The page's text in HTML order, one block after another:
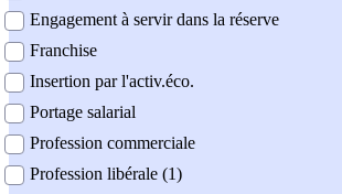
Engagement à servir dans la réserve
Franchise
Insertion par l'activ.éco.
Portage salarial
Profession commerciale
Profession libérale (1)